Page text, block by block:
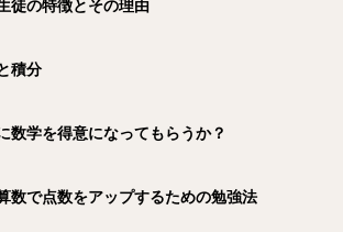
徒の特徴とその理由
積分
数学を得意になってもらうか？
数で点数をアップするための勉強法